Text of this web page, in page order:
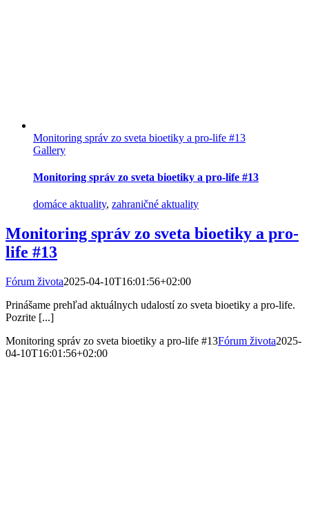
Monitoring správ zo sveta bioetiky a pro-life #13
Gallery
Monitoring správ zo sveta bioetiky a pro-life #13
domáce aktuality, zahraničné aktuality
Monitoring správ zo sveta bioetiky a pro-
life #13
Fórum života2025-04-10T16:01:56+02:00
Prinášame prehľad aktuálnych udalostí zo sveta bioetiky a pro-life.
Pozrite [...]
Monitoring správ zo sveta bioetiky a pro-life #13Fórum života2025-
04-10T16:01:56+02:00